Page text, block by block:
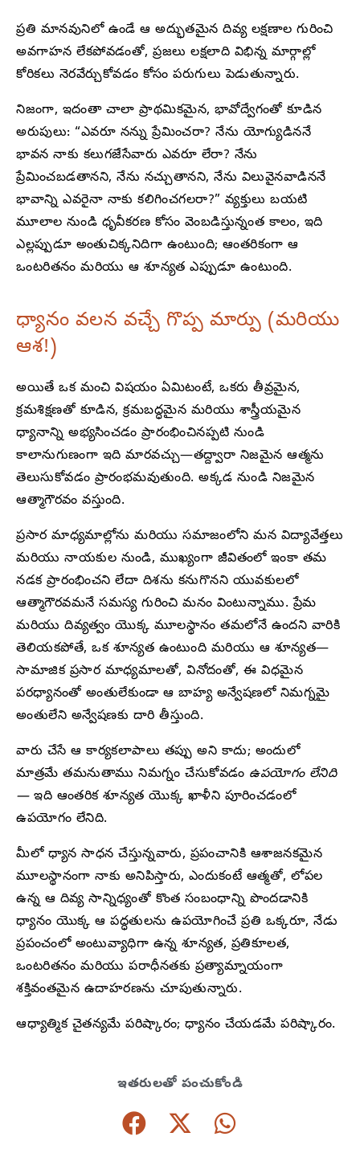
ప్రతి మానవునిలో ఉండే ఆ అద్భుతమైన దివ్య లక్షణాల గురించి
అవగాహన లేకపోవడంతో, ప్రజలు లక్షలాది విభిన్న మార్గాల్లో
కోరికలు నెరవేర్చుకోవడం కోసం పరుగులు పెడుతున్నారు.
నిజంగా, ఇదంతా చాలా ప్రాథమికమైన, భావోద్వేగంతో కూడిన
అరుపులు: “ఎవరూ నన్ను ప్రేమించరా? నేను యోగ్యుడిననే
భావన నాకు కలుగజేసేవారు ఎవరూ లేరా? నేను
ప్రేమించబడతానని, నేను నచ్చుతానని, నేను విలువైనవాడిననే
భావాన్ని ఎవరైనా నాకు కలిగించగలరా?” వ్యక్తులు బయటి
మూలాల నుండి ధృవీకరణ కోసం వెంబడిస్తున్నంత కాలం, ఇది
ఎల్లప్పుడూ అంతుచిక్కనిదిగా ఉంటుంది; ఆంతరికంగా ఆ
ఒంటరితనం మరియు ఆ శూన్యత ఎప్పుడూ ఉంటుంది.
ధ్యానం వలన వచ్చే గొప్ప మార్పు (మరియు
ఆశ!)
అయితే ఒక మంచి విషయం ఏమిటంటే, ఒకరు తీవ్రమైన,
క్రమశిక్షణతో కూడిన, క్రమబద్ధమైన మరియు శాస్త్రీయమైన
ధ్యానాన్ని అభ్యసించడం ప్రారంభించినప్పటి నుండి
కాలానుగుణంగా ఇది మారవచ్చు—తద్ద్వారా నిజమైన ఆత్మను
తెలుసుకోవడం ప్రారంభమవుతుంది. అక్కడ నుండి నిజమైన
ఆత్మాగౌరవం వస్తుంది.
ప్రసార మాధ్యమాల్లోను మరియు సమాజంలోని మన విద్యావేత్తలు
మరియు నాయకుల నుండి, ముఖ్యంగా జీవితంలో ఇంకా తమ
నడక ప్రారంభించని లేదా దిశను కనుగొనని యువకులలో
ఆత్మాగౌరవమనే సమస్య గురించి మనం వింటున్నాము. ప్రేమ
మరియు దివ్యత్వం యొక్క మూలస్థానం తమలోనే ఉందని వారికి
తెలియకపోతే, ఒక శూన్యత ఉంటుంది మరియు ఆ శూన్యత—
సామాజిక ప్రసార మాధ్యమాలతో, వినోదంతో, ఈ విధమైన
పరధ్యానంతో అంతులేకుండా ఆ బాహ్య అన్వేషణలో నిమగ్నమై
అంతులేని అన్వేషణకు దారి తీస్తుంది.
వారు చేసే ఆ కార్యకలాపాలు తప్పు అని కాదు; అందులో
మాత్రమే తమనుతాము నిమగ్నం చేసుకోవడం ఉపయోగం లేనిది
—ఇది ఆంతరిక శూన్యత యొక్క ఖాళీని పూరించడంలో
ఉపయోగం లేనిది.
మీలో ధ్యాన సాధన చేస్తున్నవారు, ప్రపంచానికి ఆశాజనకమైన
మూలస్థానంగా నాకు అనిపిస్తారు, ఎందుకంటే ఆత్మతో, లోపల
ఉన్న ఆ దివ్య సాన్నిధ్యంతో కొంత సంబంధాన్ని పొందడానికి
ధ్యానం యొక్క ఆ పద్ధతులను ఉపయోగించే ప్రతి ఒక్కరూ, నేడు
ప్రపంచంలో అంటువ్యాధిగా ఉన్న శూన్యత, ప్రతికూలత,
ఒంటరితనం మరియు పరాధీనతకు ప్రత్యామ్నాయంగా
శక్తివంతమైన ఉదాహరణను చూపుతున్నారు.
ఆధ్యాత్మిక చైతన్యమే పరిష్కారం; ధ్యానం చేయడమే పరిష్కారం.
ఇతరులతో పంచుకోండి